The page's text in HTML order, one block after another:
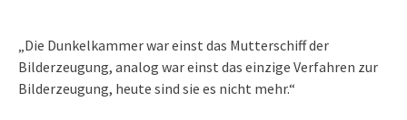
„Die Dunkelkammer war einst das Mutterschiff der
Bilderzeugung, analog war einst das einzige Verfahren zur
Bilderzeugung, heute sind sie es nicht mehr.“